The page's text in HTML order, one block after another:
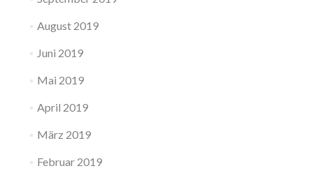
August 2019
Juni 2019
Mai 2019
April 2019
März 2019
Februar 2019